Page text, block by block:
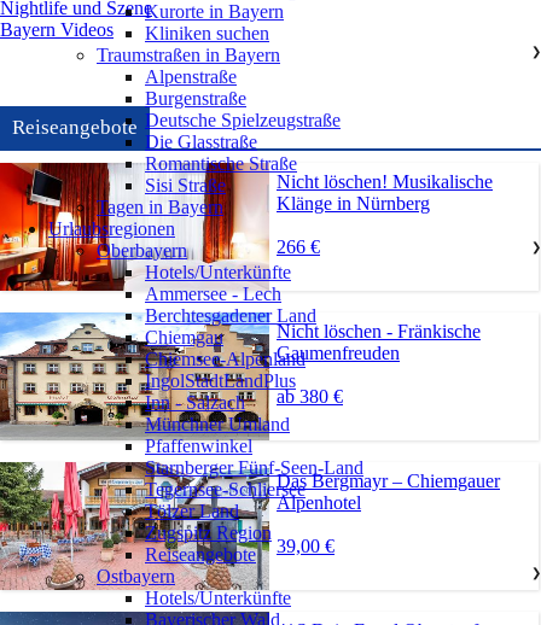
Nightlife und Szene
Bayern Videos
Reiseangebote
Nicht löschen! Musikalische
Klänge in Nürnberg
266 €
Nicht löschen - Fränkische
Gaumenfreuden
ab 380 €
Das Bergmayr – Chiemgauer
Alpenhotel
39,00 €
Kurorte in Bayern
Kliniken suchen
Traumstraßen in Bayern
❯
Alpenstraße
Burgenstraße
Deutsche Spielzeugstraße
Die Glasstraße
Romantische Straße
Sisi Straße
Tagen in Bayern
Urlaubsregionen
Oberbayern
❯
Hotels/Unterkünfte
Ammersee - Lech
Berchtesgadener Land
Chiemgau
Chiemsee-Alpenland
IngolStadtLandPlus
Inn - Salzach
Münchner Umland
Pfaffenwinkel
Starnberger Fünf-Seen-Land
Tegernsee-Schliersee
Tölzer Land
Zugspitz Region
Reiseangebote
Ostbayern
❯
Hotels/Unterkünfte
Bayerischer Wald